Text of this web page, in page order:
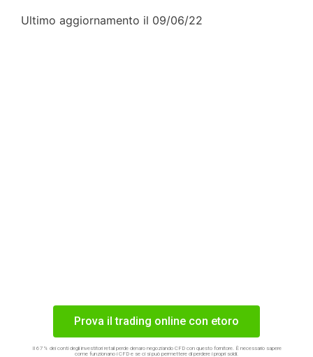
Ultimo aggiornamento il 09/06/22
Prova il trading online con etoro
Il 67% dei conti degli investitori retail perde denaro negoziando CFD con questo fornitore. È necessario sapere
come funzionano i CFD e se ci si può permettere di perdere i propri soldi.